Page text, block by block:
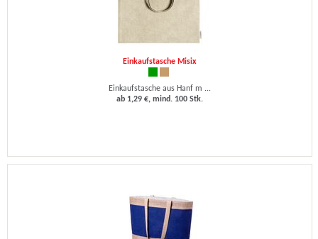
Einkaufstasche Misix
Einkaufstasche aus Hanf m ...
ab 1,29 €, mind. 100 Stk.